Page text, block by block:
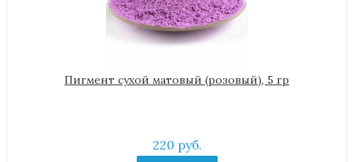
Пигмент сухой матовый (розовый), 5 гр
220 руб.